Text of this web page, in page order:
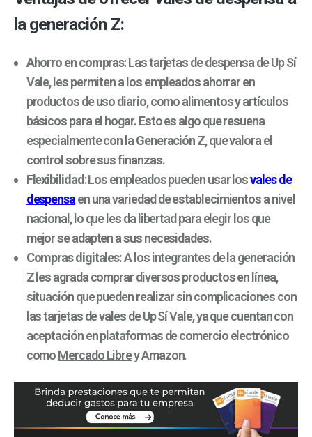
la generación Z:
Ahorro en compras: Las tarjetas de despensa de Up Sí
Vale, les permiten a los empleados ahorrar en
productos de uso diario, como alimentos y artículos
básicos para el hogar. Esto es algo que resuena
especialmente con laGeneración Z, que valora el
control sobre sus finanzas.
Flexibilidad: Los empleados pueden usar losvales de
despensaen una variedad de establecimientos a nivel
nacional, lo que les da libertad para elegir los que
mejor se adapten a sus necesidades.
Compras digitales:A los integrantes de la generación
Z les agrada comprar diversos productos en línea,
situación que pueden realizar sin complicaciones con
las tarjetas de vales de Up Sí Vale, ya que cuentan con
aceptación en plataformas de comercio electrónico
comoMercado Librey Amazon.